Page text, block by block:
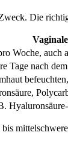
Die
Woche, auch
Tage nach